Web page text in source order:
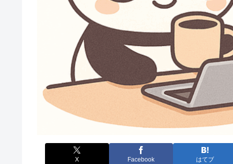
X Facebook はてブ